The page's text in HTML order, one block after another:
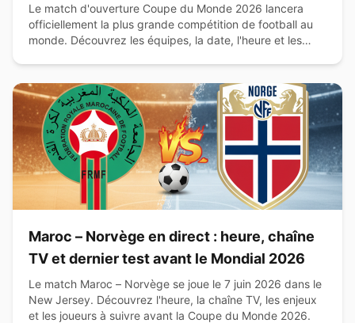
Le match d'ouverture Coupe du Monde 2026 lancera
officiellement la plus grande compétition de football au
monde. Découvrez les équipes, la date, l'heure et les
Maroc – Norvège en direct : heure, chaîne
TV et dernier test avant le Mondial 2026
Le match Maroc – Norvège se joue le 7 juin 2026 dans le
New Jersey. Découvrez l'heure, la chaîne TV, les enjeux
et les joueurs à suivre avant la Coupe du Monde 2026.